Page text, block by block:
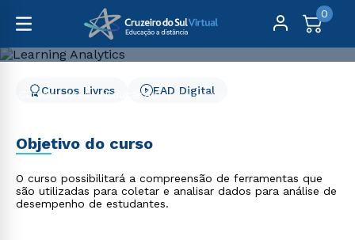
0
Cursos Livres Educação Learning Analytics
Cursos Livres EAD Digital
Objetivo do curso
O curso possibilitará a compreensão de ferramentas que
são utilizadas para coletar e analisar dados para análise de
desempenho de estudantes.